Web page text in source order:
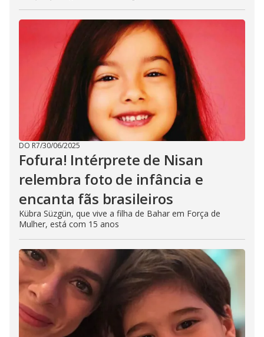
DO R7/30/06/2025
Fofura! Intérprete de Nisan
relembra foto de infância e
encanta fãs brasileiros
Kübra Süzgün, que vive a filha de Bahar em Força de
Mulher, está com 15 anos